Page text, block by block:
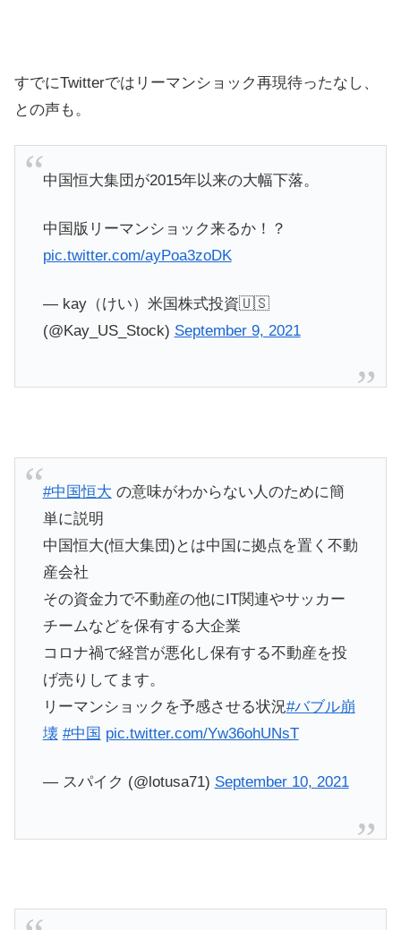
すでにTwitterではリーマンショック再現待ったなし、
との声も。
中国恒大集団が2015年以来の大幅下落。
中国版リーマンショック来るか！？
pic.twitter.com/ayPoa3zoDK
— kay（けい）米国株式投資🇺🇸
(@Kay_US_Stock) September 9, 2021
#中国恒大 の意味がわからない人のために簡
単に説明
中国恒大(恒大集団)とは中国に拠点を置く不動
産会社
その資金力で不動産の他にIT関連やサッカー
チームなどを保有する大企業
コロナ禍で経営が悪化し保有する不動産を投
げ売りしてます。
リーマンショックを予感させる状況#バブル崩
壊 #中国 pic.twitter.com/Yw36ohUNsT
— スパイク (@lotusa71) September 10, 2021